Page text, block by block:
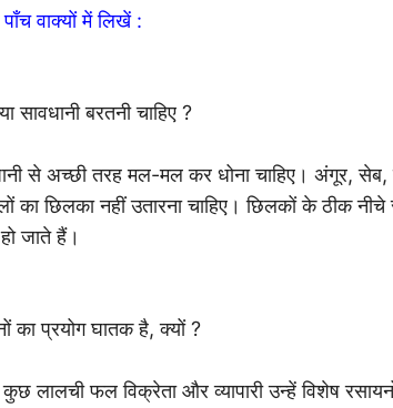
वाक्यों में लिखें :
बरतनी चाहिए ?
से अच्छी तरह मल-मल कर धोना चाहिए। अंगूर,
का छिलका नहीं उतारना चाहिए। छिलकों के ठीक
जाते हैं।
का प्रयोग घातक है, क्यों ?
लालची फल विक्रेता और व्यापारी उन्हें विशेष